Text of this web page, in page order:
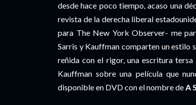
desde hace poco tiempo, acaso una
revista de la derecha liberal
para The New York Observer- me
Sarris y Kauffman comparten un estilo
reñida con el rigor, una escritura
Kauffman sobre una película que
disponible en DVD con el nombre deA